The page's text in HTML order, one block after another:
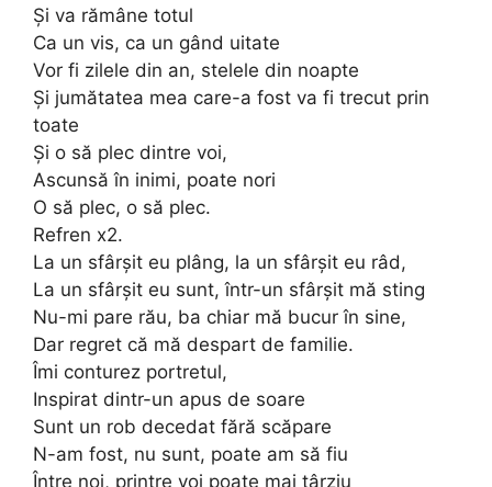
Și va rămâne totul
Ca un vis, ca un gând uitate
Vor fi zilele din an, stelele din noapte
Și jumătatea mea care-a fost va fi trecut prin
toate
Și o să plec dintre voi,
Ascunsă în inimi, poate nori
O să plec, o să plec.
Refren x2.
La un sfârșit eu plâng, la un sfârșit eu râd,
La un sfârșit eu sunt, într-un sfârșit mă sting
Nu-mi pare rău, ba chiar mă bucur în sine,
Dar regret că mă despart de familie.
Îmi conturez portretul,
Inspirat dintr-un apus de soare
Sunt un rob decedat fără scăpare
N-am fost, nu sunt, poate am să fiu
Între noi, printre voi poate mai târziu